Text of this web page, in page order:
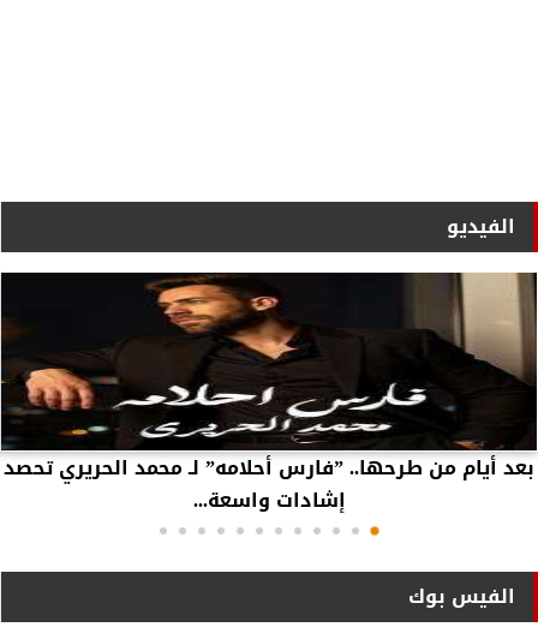
الفيديو
بعد أيام من طرحها.. ”فارس أحلامه” لـ محمد الحريري تحصد
إشادات واسعة...
الفيس بوك